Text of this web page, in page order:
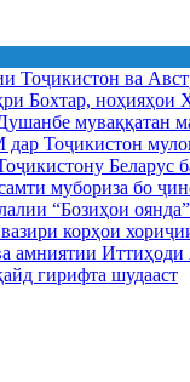
Тоҷикистон ва
Бохтар, ноҳияҳои
муваққатан
Тоҷикистон
Беларус
мубориза бо
“Бозиҳои оянда”
корҳои
амниятии
гирифта шудааст